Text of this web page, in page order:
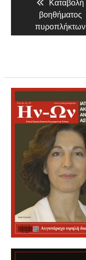
άρθρων
Previous
post:
Καταβολή
βοηθήματος
πυροπλήκτων